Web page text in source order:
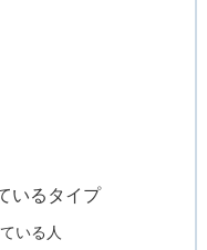
いるタイプ
いる人